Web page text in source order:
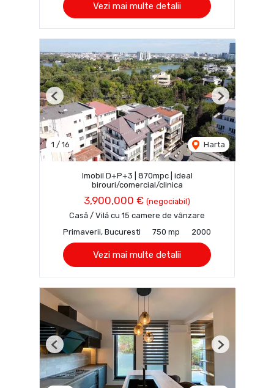
Vezi mai multe detalii
1 / 16 Harta
Previous Next
Imobil D+P+3 | 870mpc | ideal
birouri/comercial/clinica
3,900,000 € (negociabil)
Casă / Vilă cu 15 camere de vânzare
Primaverii, Bucuresti
750 mp 2000
Vezi mai multe detalii
Previous Next